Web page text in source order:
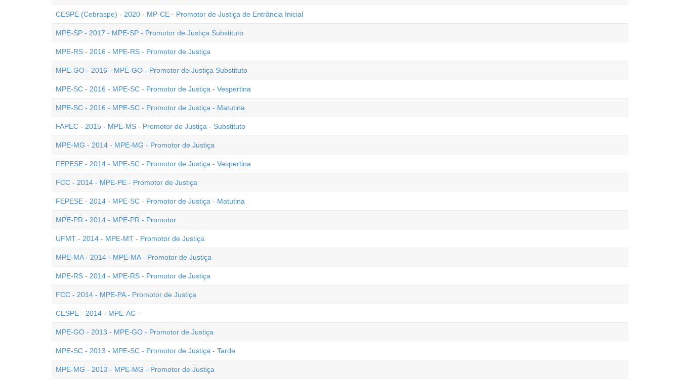
CESPE (Cebraspe) - 2020 - MP-CE - Promotor de Justiça de Entrância Inicial
MPE-SP - 2017 - MPE-SP - Promotor de Justiça Substituto
MPE-RS - 2016 - MPE-RS - Promotor de Justiça
MPE-GO - 2016 - MPE-GO - Promotor de Justiça Substituto
MPE-SC - 2016 - MPE-SC - Promotor de Justiça - Vespertina
MPE-SC - 2016 - MPE-SC - Promotor de Justiça - Matutina
FAPEC - 2015 - MPE-MS - Promotor de Justiça - Substituto
MPE-MG - 2014 - MPE-MG - Promotor de Justiça
FEPESE - 2014 - MPE-SC - Promotor de Justiça - Vespertina
FCC - 2014 - MPE-PE - Promotor de Justiça
FEPESE - 2014 - MPE-SC - Promotor de Justiça - Matutina
MPE-PR - 2014 - MPE-PR - Promotor
UFMT - 2014 - MPE-MT - Promotor de Justiça
MPE-MA - 2014 - MPE-MA - Promotor de Justiça
MPE-RS - 2014 - MPE-RS - Promotor de Justiça
FCC - 2014 - MPE-PA - Promotor de Justiça
CESPE - 2014 - MPE-AC -
MPE-GO - 2013 - MPE-GO - Promotor de Justiça
MPE-SC - 2013 - MPE-SC - Promotor de Justiça - Tarde
MPE-MG - 2013 - MPE-MG - Promotor de Justiça